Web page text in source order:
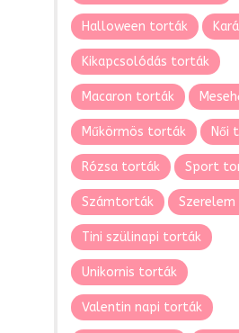
Halloween torták
Kikapcsolódás torták
Macaron torták
Műkörmös torták Női
Rózsa torták Sport
Számtorták
Tini szülinapi torták
Unikornis torták
Valentin napi torták